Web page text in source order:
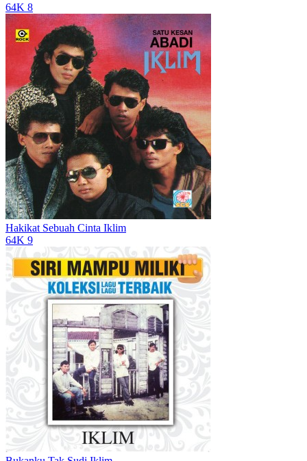
64K 8
Hakikat Sebuah Cinta Iklim
64K 9